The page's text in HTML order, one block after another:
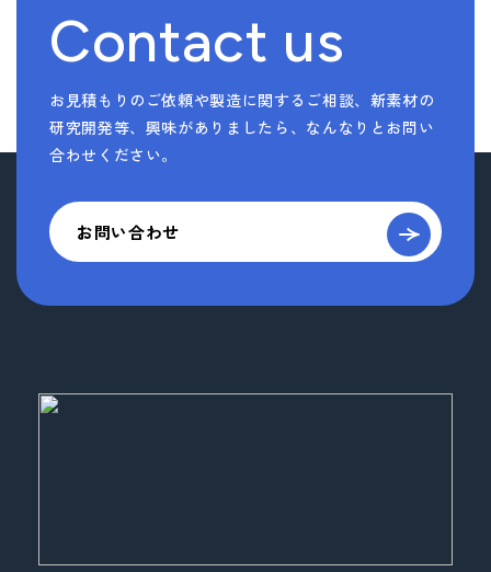
Contact us
お見積もりのご依頼や製造に関するご相談、新素材の
研究開発等、 興味がありましたら、なんなりとお問い
合わせください。
お問い合わせ